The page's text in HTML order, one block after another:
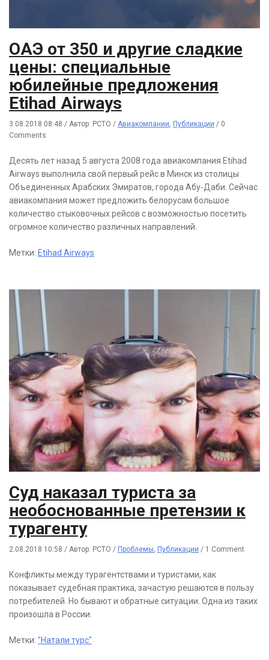
ОАЭ от 350 и другие сладкие
цены: специальные
юбилейные предложения
Etihad Airways
3.08.2018 08:48 / Автор: РСТО / Авиакомпании, Публикации / 0
Comments
Десять лет назад 5 августа 2008 года авиакомпания Etihad
Airways выполнила свой первый рейс в Минск из столицы
Объединенных Арабских Эмиратов, города Абу-Даби. Сейчас
авиакомпания может предложить белорусам большое
количество стыковочных рейсов с возможностью посетить
огромное количество различных направлений.
Метки: Etihad Airways
Суд наказал туриста за
необоснованные претензии к
турагенту
2.08.2018 10:58 / Автор: РСТО / Проблемы Публикации / 1 Comment
Конфликты между турагентствами и туристами, как
показывает судебная практика, зачастую решаются в пользу
потребителей. Но бывают и обратные ситуации. Одна из таких
произошла в России.
Метки: "Натали турс"